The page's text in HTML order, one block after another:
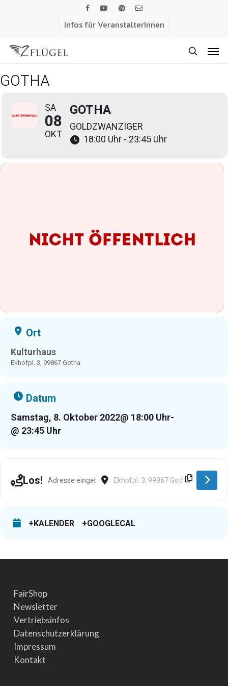
content
facebook
youtubespotifyemail
Infos für VeranstalterInnen
GOTHA
SA
08
OKT
GOTHA
GOLDZWANZIGER
18:00 Uhr - 23:45 Uhr
Ort
Kulturhaus
Ekhofpl. 3, 99867 Gotha
Datum
Samstag, 8. Oktober 2022@ 18:00 Uhr-
@ 23:45 Uhr
Los! Address - Gotha [PKAsuELLU]Destination Address - Gotha
+KALENDER +GOOGLECAL
FairShop
Newsletter
Vertriebsinfos
Datenschutzerklärung
Impressum
Kontakt